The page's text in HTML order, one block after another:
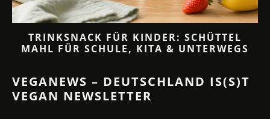
TRINKSNACK FÜR KINDER: SCHÜTTEL
MAHL FÜR SCHULE, KITA & UNTERWEGS
VEGANEWS – DEUTSCHLAND IS(S)T
VEGAN NEWSLETTER